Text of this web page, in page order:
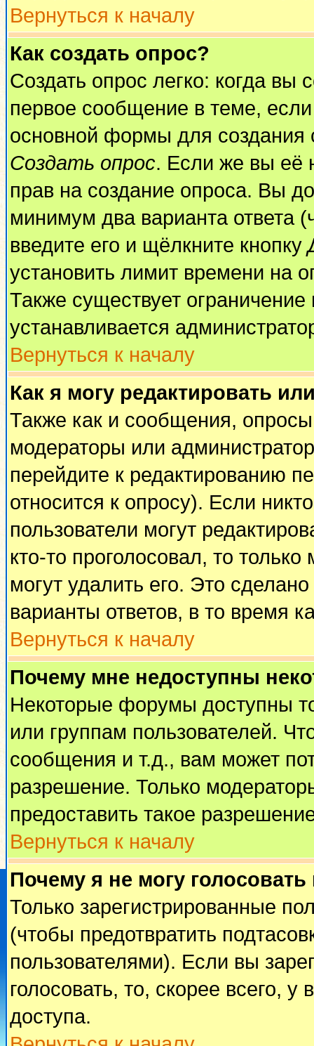
Вернуться к началу
Как создать опрос?
Создать опрос легко: когда вы
первое сообщение в теме,
основной формы для
Создать опрос. Если же вы её
прав на создание опроса. Вы
минимум два варианта ответа
введите его и щёлкните кнопку
установить лимит времени на
Также существует ограничение
устанавливается
Вернуться к началу
Как я могу редактировать
Также как и сообщения, опросы
модераторы или
перейдите к редактированию
относится к опросу). Если
пользователи могут
кто-то проголосовал, то
могут удалить его. Это
варианты ответов, в то время
Вернуться к началу
Почему мне недоступны
Некоторые форумы доступны
или группам пользователей.
сообщения и т.д., вам может
разрешение. Только
предоставить такое
Вернуться к началу
Почему я не могу
Только зарегистрированные
(чтобы предотвратить
пользователями). Если вы
голосовать, то, скорее всего,
доступа.